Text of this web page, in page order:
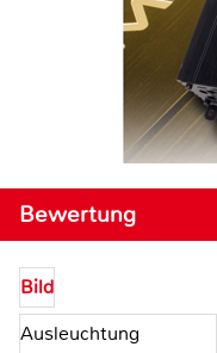
Bewertung
Bild
Ausleuchtung